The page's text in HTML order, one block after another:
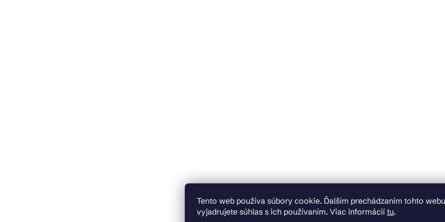
Tento web používa súbory cookie. Ďalším prechádzaním tohto webu
vyjadrujete súhlas s ich používaním. Viac informácií tu.